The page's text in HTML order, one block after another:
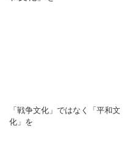
「戦争文化」ではなく「平和文
化」を